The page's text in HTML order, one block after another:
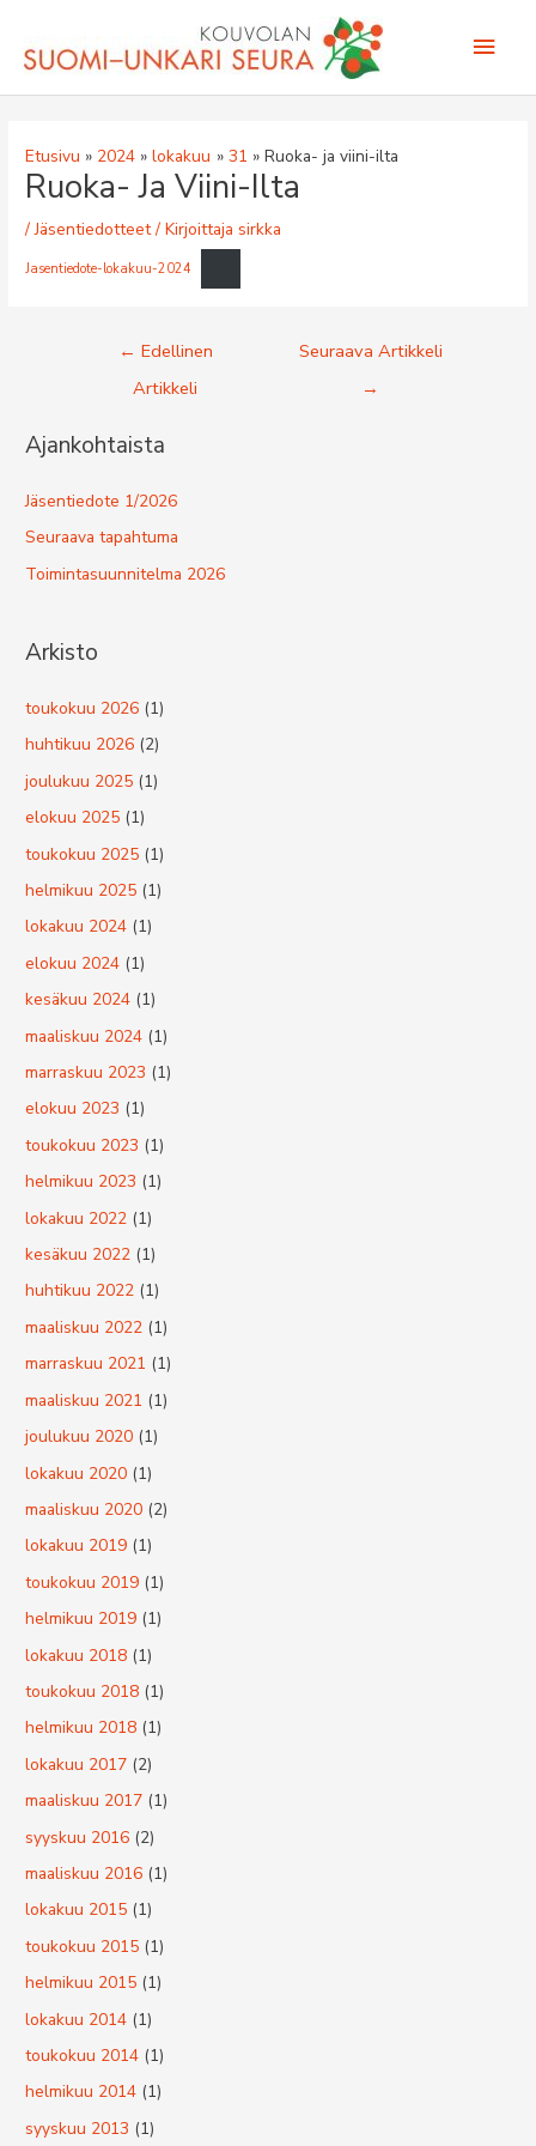
sisältöön
Etusivu 2024 lokakuu 31 Ruoka- ja viini-ilta
Ruoka- Ja Viini-Ilta
/Jäsentiedotteet/ Kirjoittajasirkka
Jasentiedote-lokakuu-2024
Artikkelien
← Edellinen
Artikkeli
Seuraava Artikkeli
→
Ajankohtaista
Jäsentiedote 1/2026
Seuraava tapahtuma
Toimintasuunnitelma 2026
Arkisto
toukokuu 2026 (1)
huhtikuu 2026 (2)
joulukuu 2025 (1)
elokuu 2025 (1)
toukokuu 2025 (1)
helmikuu 2025 (1)
lokakuu 2024 (1)
elokuu 2024 (1)
kesäkuu 2024 (1)
maaliskuu 2024 (1)
marraskuu 2023 (1)
elokuu 2023 (1)
toukokuu 2023 (1)
helmikuu 2023 (1)
lokakuu 2022 (1)
kesäkuu 2022 (1)
huhtikuu 2022 (1)
maaliskuu 2022 (1)
marraskuu 2021 (1)
maaliskuu 2021 (1)
joulukuu 2020 (1)
lokakuu 2020 (1)
maaliskuu 2020 (2)
lokakuu 2019 (1)
toukokuu 2019 (1)
helmikuu 2019 (1)
lokakuu 2018 (1)
toukokuu 2018 (1)
helmikuu 2018 (1)
lokakuu 2017 (2)
maaliskuu 2017 (1)
syyskuu 2016 (2)
maaliskuu 2016 (1)
lokakuu 2015 (1)
toukokuu 2015 (1)
helmikuu 2015 (1)
lokakuu 2014 (1)
toukokuu 2014 (1)
helmikuu 2014 (1)
syyskuu 2013 (1)